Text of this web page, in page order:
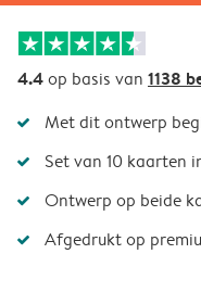
4.4op basis van 1138
Met dit ontwerp
Set van 10 kaarten
Ontwerp op beide
Afgedrukt op